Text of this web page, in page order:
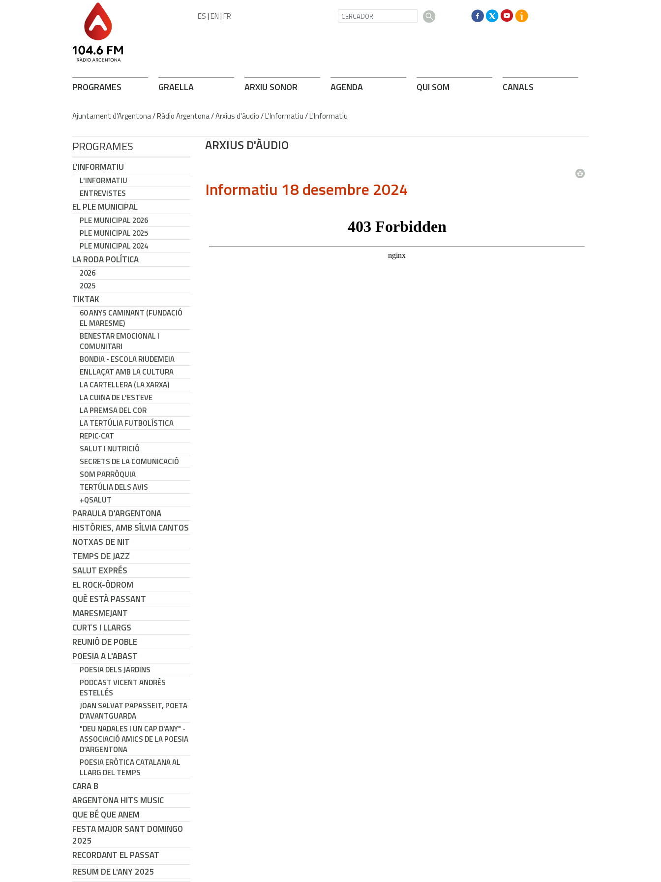
ES|EN|FR
PROGRAMES GRAELLA ARXIU SONOR AGENDA QUI SOM CANALS
Ajuntament d'Argentona/Ràdio Argentona/Arxius d'àudio/L'Informatiu/L'Informatiu
PROGRAMES
L'INFORMATIU
L'INFORMATIU
ENTREVISTES
EL PLE MUNICIPAL
PLE MUNICIPAL 2026
PLE MUNICIPAL 2025
PLE MUNICIPAL 2024
LA RODA POLÍTICA
2026
2025
TIKTAK
60 ANYS CAMINANT (FUNDACIÓ
EL MARESME)
BENESTAR EMOCIONAL I
COMUNITARI
BONDIA - ESCOLA RIUDEMEIA
ENLLAÇAT AMB LA CULTURA
LA CARTELLERA (LA XARXA)
LA CUINA DE L'ESTEVE
LA PREMSA DEL COR
LA TERTÚLIA FUTBOLÍSTICA
REPIC·CAT
SALUT I NUTRICIÓ
SECRETS DE LA COMUNICACIÓ
SOM PARRÒQUIA
TERTÚLIA DELS AVIS
+QSALUT
PARAULA D'ARGENTONA
HISTÒRIES, AMB SÍLVIA CANTOS
NOTXAS DE NIT
TEMPS DE JAZZ
SALUT EXPRÉS
EL ROCK-ÒDROM
QUÈ ESTÀ PASSANT
MARESMEJANT
CURTS I LLARGS
REUNIÓ DE POBLE
POESIA A L'ABAST
POESIA DELS JARDINS
PODCAST VICENT ANDRÉS
ESTELLÉS
JOAN SALVAT PAPASSEIT, POETA
D'AVANTGUARDA
"DEU NADALES I UN CAP D'ANY" -
ASSOCIACIÓ AMICS DE LA POESIA
D'ARGENTONA
POESIA ERÒTICA CATALANA AL
LLARG DEL TEMPS
CARA B
ARGENTONA HITS MUSIC
QUE BÉ QUE ANEM
FESTA MAJOR SANT DOMINGO
2025
RECORDANT EL PASSAT
RESUM DE L'ANY 2025
ARXIUS D'ÀUDIO
Informatiu 18 desembre 2024